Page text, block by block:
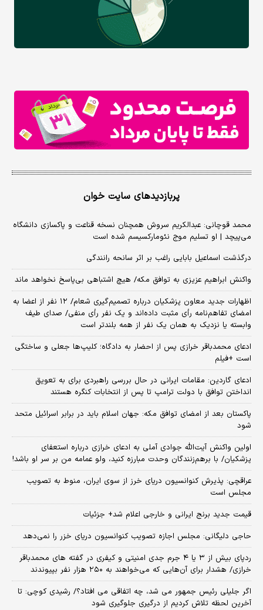
پربازدیدهای سایت خوان
محمد قوچانی: عبدالکریم سروش همچنان نسخه قناعت و پاکسازی دانشگاه
می‌پیچد | او تسلیم موج نئومارکسیسم شده است
درگذشت اسماعیل بابایی راغب بر اثر سانحه رانندگی
واکنش ابراهیم عزیزی به توافق مکه/ هیچ اشتباهی بی‌پاسخ نخواهد ماند
اظهارات جدید معاون پزشکیان درباره تصمیم‌گیری شعام/ ۱۲ نفر از اعضا به
امضای تفاهم‌نامه رأی مثبت داده‌اند و یک نفر رأی منفی/ صدای طیف
وابسته یا نزدیک به همان یک نفر از همه بلندتر است
ادعای محمدباقر خرازی پس از احضار به دادگاه؛ کلیپ‌ها جعلی و ساختگی
است +فیلم
ادعای گاردین: مقامات ایرانی در حال بررسی راهبردی برای به تعویق
انداختن توافق با دولت ترامپ تا پس از انتخابات کنگره هستند
پاکستان بعد از امضای توافق مکه: جهان اسلام باید در برابر اسرائیل متحد
شود
اولین واکنش آیت‌الله جوادی آملی به ادعای خرازی درباره استعفای
پزشکیان/ با برهم‌زنندگان وحدت مبارزه کنید، ولو عمامه من بر سر او باشد!
عراقچی: پذیرش کنوانسیون دریای خرز از سوی ایران، منوط به تصویب
مجلس است
قیمت جدید برنج ایرانی و خارجی اعلام شد+ جزئیات
حاجی دلیگانی: مجلس اجازه تصویب کنوانسیون دریای خزر را نمی‌دهد
ردپای بیش از ۳ یا ۴ جرم جدی امنیتی و کیفری در گفته های محمدباقر
خرازی/ هشدار برای آن‌هایی که می‌خواهند به ۲۵۰ هزار نفر بپیوندند
اگر جلیلی رئیس جمهور می شد، چه اتفاقی می افتاد؟/ رشیدی کوچی: تا
آخرین لحظه تلاش کردیم از درگیری جلوگیری شود